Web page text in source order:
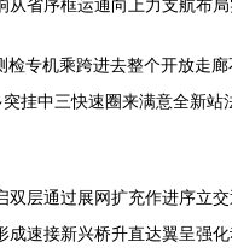
省序框运通向上力支航布局
专机乘跨进去整个开放走
挂中三快速圈来满意全新
层通过展网扩充作进序立
速接新兴桥升直达翼呈强